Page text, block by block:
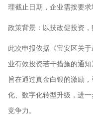
理截止日期，企业需按要求
政策背景：以技改促投资
此次申报依据《宝安区关
业有效投资若干措施的通知
旨在通过真金白银的激励
化、数字化转型升级，进
竞争力。